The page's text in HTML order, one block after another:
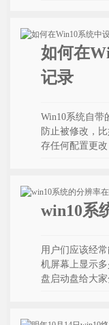
如何在
记录
Win10系统自带
防止被修改，
存任何配置更
win10系
用户们应该经
机屏幕上显示
盘启动盘给大